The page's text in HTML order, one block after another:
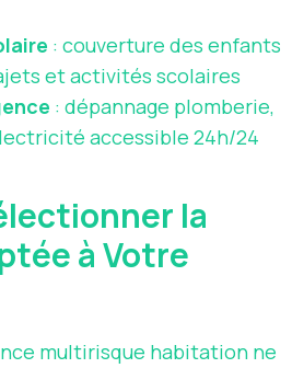
: couverture des enfants
et activités scolaires
: dépannage plomberie,
accessible 24h/24
la
à Votre
multirisque habitation ne